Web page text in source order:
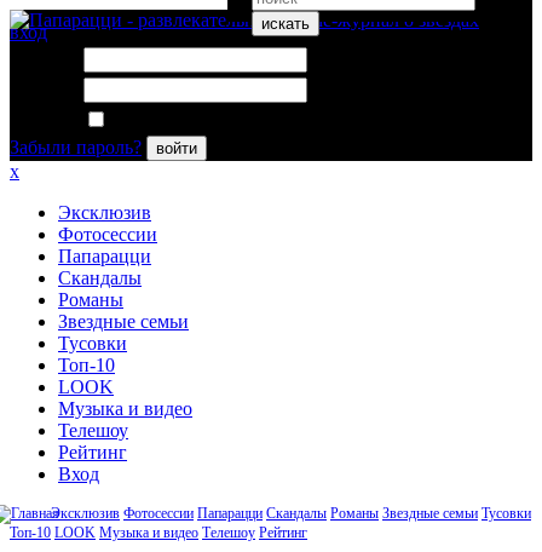
искать
вход
Забыли пароль?
войти
x
Эксклюзив
Фотосессии
Папарацци
Скандалы
Романы
Звездные семьи
Тусовки
Топ-10
LOOK
Музыка и видео
Телешоу
Рейтинг
Вход
Эксклюзив Фотосессии Папарацци Скандалы Романы Звездные семьи Тусовки
Топ-10 LOOK Музыка и видео Телешоу Рейтинг